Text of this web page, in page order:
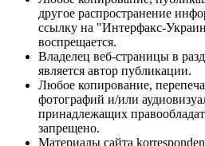
другое распространение
ссылку на "Интерфакс-
воспрещается.
Владелец веб-страницы в
является автор публикации.
Любое копирование,
фотографий и/или
принадлежащих
запрещено.
Материалы сайта